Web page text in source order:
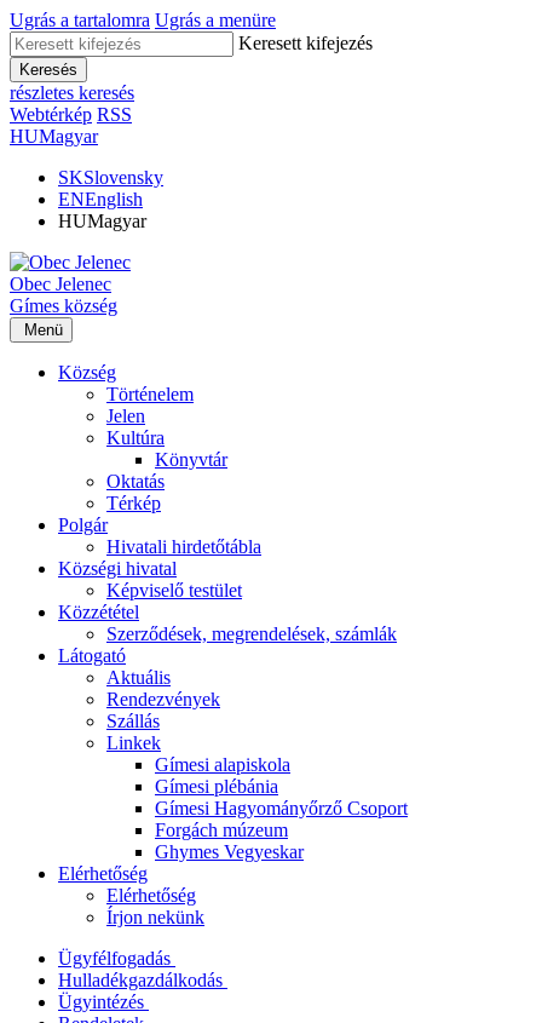
Ugrás a tartalomra Ugrás a menüre
Keresett kifejezés
Keresés
részletes keresés
Webtérkép RSS
HUMagyar
SKSlovensky
ENEnglish
HUMagyar
Obec Jelenec
Gímes község
Menü
Község
Történelem
Jelen
Kultúra
Könyvtár
Oktatás
Térkép
Polgár
Hivatali hirdetőtábla
Községi hivatal
Képviselő testület
Közzététel
Szerződések, megrendelések, számlák
Látogató
Aktuális
Rendezvények
Szállás
Linkek
Gímesi alapiskola
Gímesi plébánia
Gímesi Hagyományőrző Csoport
Forgách múzeum
Ghymes Vegyeskar
Elérhetőség
Elérhetőség
Írjon nekünk
Ügyfélfogadás
Hulladékgazdálkodás
Ügyintézés